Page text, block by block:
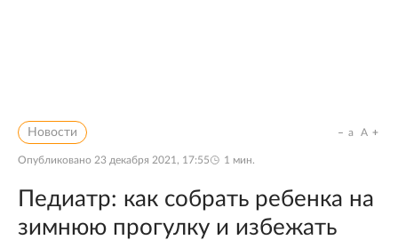
Новости
Опубликовано 23 декабря 2021, 17:55 1 мин.
a A
Педиатр: как собрать ребенка на
зимнюю прогулку и избежать